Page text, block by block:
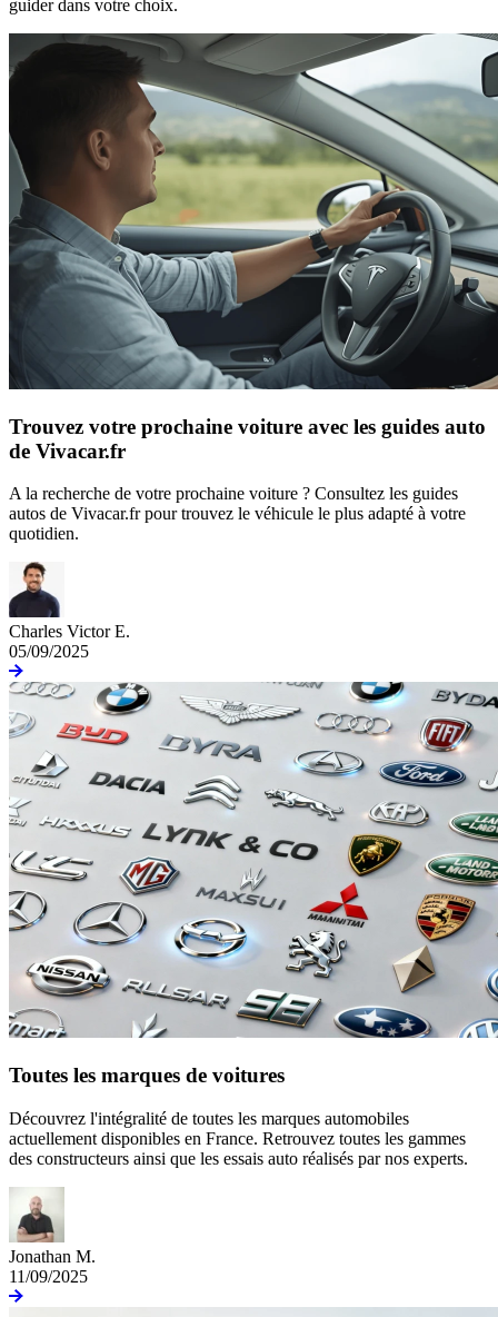
guider dans votre choix.
Trouvez votre prochaine voiture avec les guides auto
de Vivacar.fr
A la recherche de votre prochaine voiture ? Consultez les guides
autos de Vivacar.fr pour trouvez le véhicule le plus adapté à votre
quotidien.
Charles Victor E.
05/09/2025
Toutes les marques de voitures
Découvrez l'intégralité de toutes les marques automobiles
actuellement disponibles en France. Retrouvez toutes les gammes
des constructeurs ainsi que les essais auto réalisés par nos experts.
Jonathan M.
11/09/2025